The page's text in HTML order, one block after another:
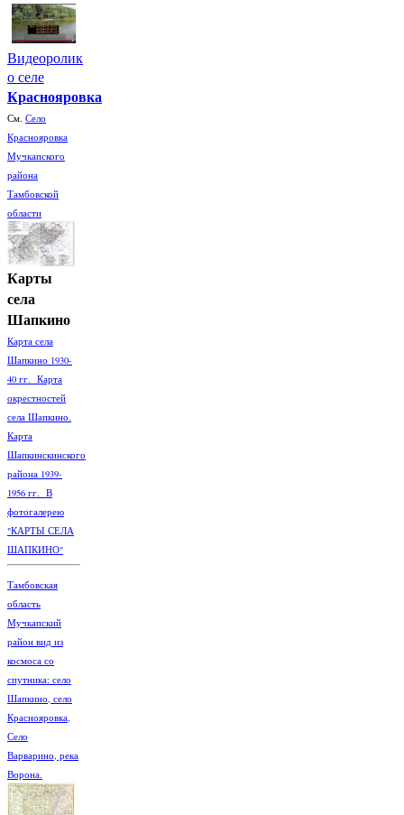
Видеоролик
о селе
Краснояровка
См. Село
Краснояровка
Мучкапского
района
Тамбовской
области
Карты
села
Шапкино
Карта села
Шапкино 1930-
40 гг. Карта
окрестностей
села Шапкино.
Карта
Шапкинскинского
района 1939-
1956 гг. В
фотогалерею
"КАРТЫ СЕЛА
ШАПКИНО"
Тамбовская
область
Мучкапский
район вид из
космоса со
спутника: село
Шапкино, село
Краснояровка,
Село
Варварино, река
Ворона.